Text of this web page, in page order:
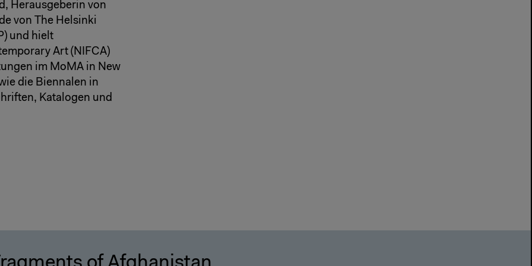
Herausgeberin von
von The Helsinki
und hielt
Art (NIFCA)
im MoMA in New
die Biennalen in
Katalogen und